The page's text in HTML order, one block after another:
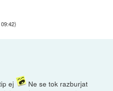
)
ej
Ne se tok razburjat